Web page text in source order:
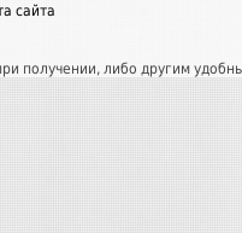
сайта
получении, либо другим